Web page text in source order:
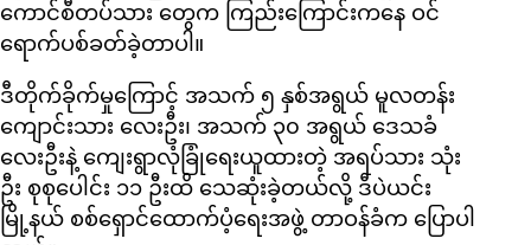
ကောင်စီတပ်သား တွေက ကြည်းကြောင်းကနေ ဝင်
ရောက်ပစ်ခတ်ခဲ့တာပါ။
ဒီတိုက်ခိုက်မှုကြောင့် အသက် ၅ နှစ်အရွယ် မူလတန်း
ကျောင်းသား လေးဦး၊ အသက် ၃၀ အရွယ် ဒေသခံ
လေးဦးနဲ့ ကျေးရွာလုံခြုံရေးယူထားတဲ့ အရပ်သား သုံး
ဦး စုစုပေါင်း ၁၁ ဦးထိ သေဆုံးခဲ့တယ်လို့ ဒီပဲယင်း
မြို့နယ် စစ်ရှောင်ထောက်ပံ့ရေးအဖွဲ့ တာဝန်ခံက ပြောပါ